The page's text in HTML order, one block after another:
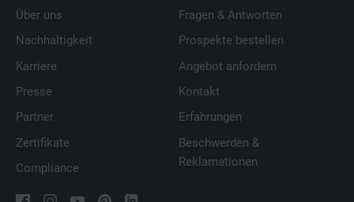
Über uns
Nachhaltigkeit
Karriere
Presse
Partner
Zertifikate
Compliance
Fragen & Antworten
Prospekte bestellen
Angebot anfordern
Kontakt
Erfahrungen
Beschwerden &
Reklamationen